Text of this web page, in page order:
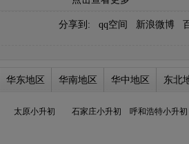
分享到: qq空间 新浪微博
华东地区 华南地区 华中地区 东北
太原小升初 石家庄小升初 呼和浩特小升初